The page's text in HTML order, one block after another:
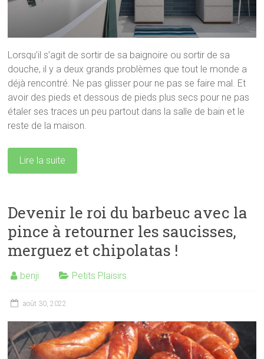
Lorsqu’il s’agit de sortir de sa baignoire ou sortir de sa
douche, il y a deux grands problèmes que tout le monde a
déjà rencontré. Ne pas glisser pour ne pas se faire mal. Et
avoir des pieds et dessous de pieds plus secs pour ne pas
étaler ses traces un peu partout dans la salle de bain et le
reste de la maison.
Lire la suite
Devenir le roi du barbeuc avec la
pince à retourner les saucisses,
merguez et chipolatas !
benji Petits Plaisirs
août 30, 2022